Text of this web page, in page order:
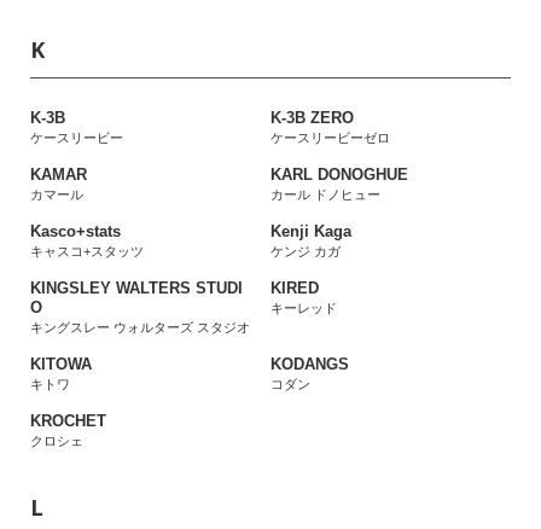
K
K-3B
ケースリービー
K-3B ZERO
ケースリービーゼロ
KAMAR
カマール
KARL DONOGHUE
カール ドノヒュー
Kasco+stats
キャスコ+スタッツ
Kenji Kaga
ケンジ カガ
KINGSLEY WALTERS STUDI
O
キングスレー ウォルターズ スタジオ
KIRED
キーレッド
KITOWA
キトワ
KODANGS
コダン
KROCHET
クロシェ
L